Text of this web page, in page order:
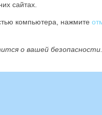
сайтах.
компьютера, нажмите
о вашей безопасности.